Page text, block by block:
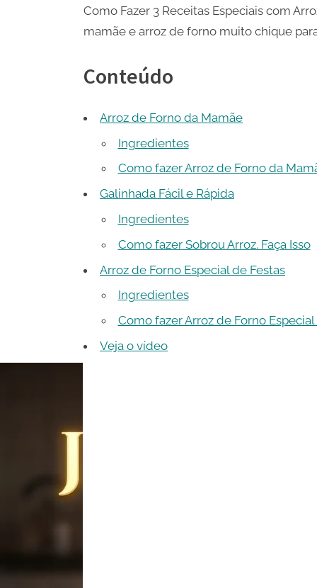
Como Fazer 3 Receitas Especiais com
mamãe e arroz de forno muito chique
Conteúdo
Arroz de Forno da Mamãe
Ingredientes
Como fazer Arroz de Forno da
Galinhada Fácil e Rápida
Ingredientes
Como fazer Sobrou Arroz. Faça Isso
Arroz de Forno Especial de Festas
Ingredientes
Como fazer Arroz de Forno Especial
Veja o vídeo